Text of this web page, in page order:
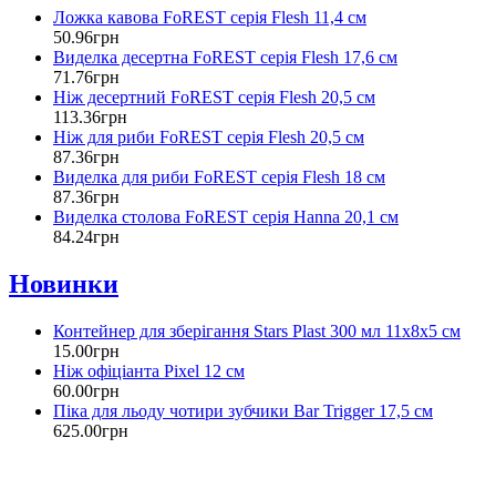
Ложка кавова FoREST серія Flesh 11,4 см
50.96грн
Виделка десертна FoREST серія Flesh 17,6 см
71 .76грн
Ніж десертний FoREST серія Flesh 20,5 см
113.36грн
Ніж для риби FoREST серія Flesh 20,5 см
87.36грн
Виделка для риби FoREST серія Flesh 18 см
87.36грн
Виделка столова FoREST серія Hanna 20,1 см
84.24грн
Новинки
Контейнер для зберігання Stars Plast 300 мл 11х8х5 см
15.00грн
Ніж офіціанта Pixel 12 см
60.00грн
Піка для льоду чотири зубчики Bar Trigger 17,5 см
625.00грн